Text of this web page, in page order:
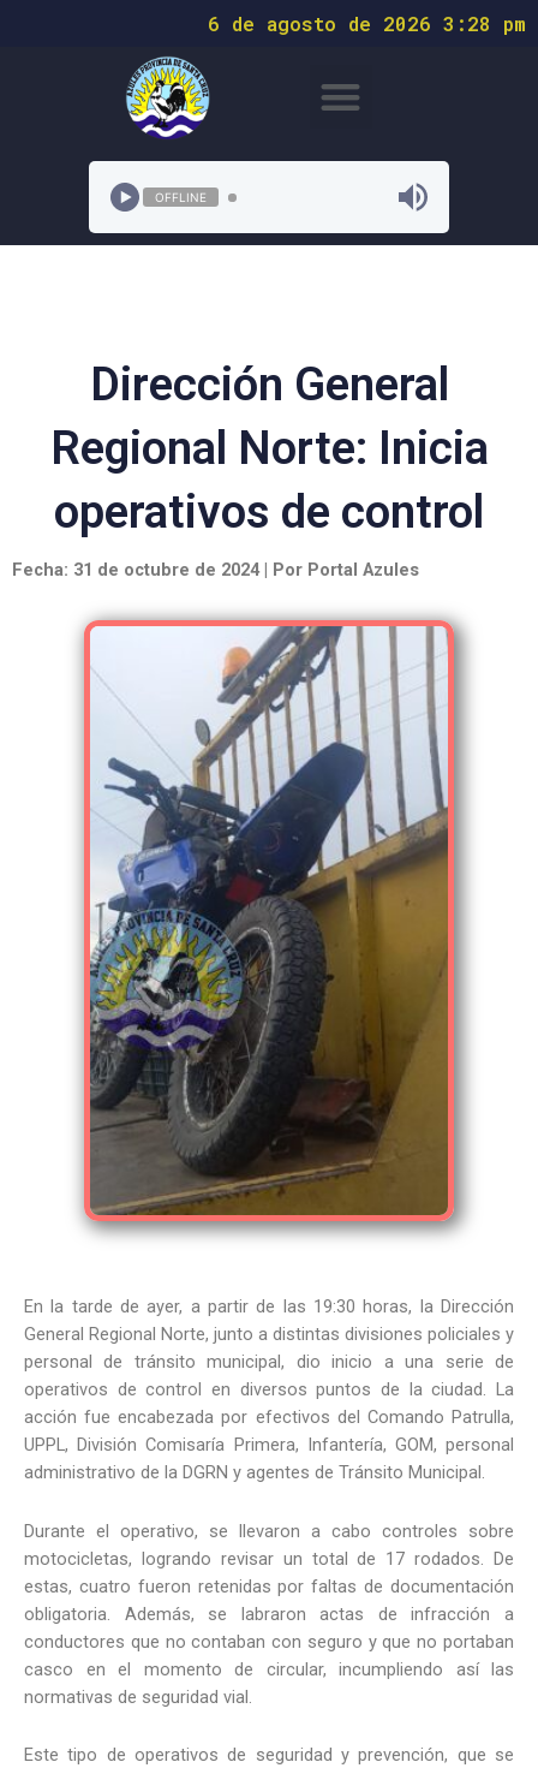
6 de agosto de 2026 3:28 pm
OFFLINE
Dirección General
Regional Norte: Inicia
operativos de control
Fecha: 31 de octubre de 2024 | Por Portal Azules
En la tarde de ayer, a partir de las 19:30 horas, la Dirección
General Regional Norte, junto a distintas divisiones policiales y
personal de tránsito municipal, dio inicio a una serie de
operativos de control en diversos puntos de la ciudad. La
acción fue encabezada por efectivos del Comando Patrulla,
UPPL, División Comisaría Primera, Infantería, GOM, personal
administrativo de la DGRN y agentes de Tránsito Municipal.
Durante el operativo, se llevaron a cabo controles sobre
motocicletas, logrando revisar un total de 17 rodados. De
estas, cuatro fueron retenidas por faltas de documentación
obligatoria. Además, se labraron actas de infracción a
conductores que no contaban con seguro y que no portaban
casco en el momento de circular, incumpliendo así las
normativas de seguridad vial.
Este tipo de operativos de seguridad y prevención, que se